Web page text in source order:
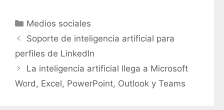
C
a
e
g
o
Medios sociales
Soporte de inteligencia artificial para
perfiles de LinkedIn
La inteligencia artificial llega a Microsoft
Word, Excel, PowerPoint, Outlook y Teams